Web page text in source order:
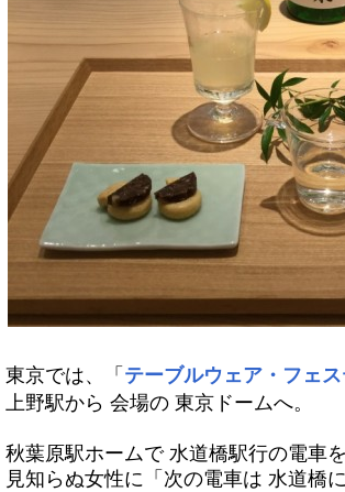
東京では、「 テーブルウェア・フェ
上野駅から 会場の 東京ドームへ。
秋葉原駅ホームで 水道橋駅行の電車
見知らぬ女性に「次の電車は 水道橋